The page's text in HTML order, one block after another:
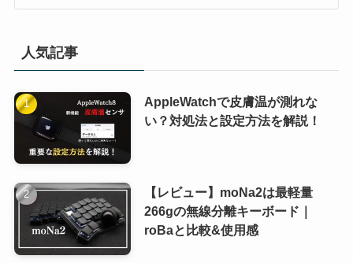
人気記事
AppleWatchで皮膚温が測れな
い？対処法と設定方法を解説！
【レビュー】moNa2は最軽量
266gの無線分離キーボード｜
roBaと比較&使用感